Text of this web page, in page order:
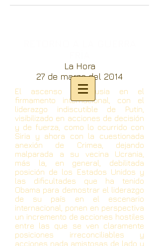
La Hora
27 de marzo del 2014
El ascenso de Rusia en el
firmamento internacional, con el
liderazgo indiscutible de Putin,
visibilizado en acciones de decisión
y de fuerza, como lo ocurrido con
Siria y ahora con la cuestionada
anexión de Crimea, dejando
malparada a su vecina Ucrania,
más la, en general, debilitada
posición de los Estados Unidos y
las dificultades que ha tenido
Obama para demostrar el liderazgo
de su país en el escenario
internacional, ponen en perspectiva
un incremento de acciones hostiles
entre las que se ven claramente
posiciones irreconciliables y
acciones nada amistosas de lado y